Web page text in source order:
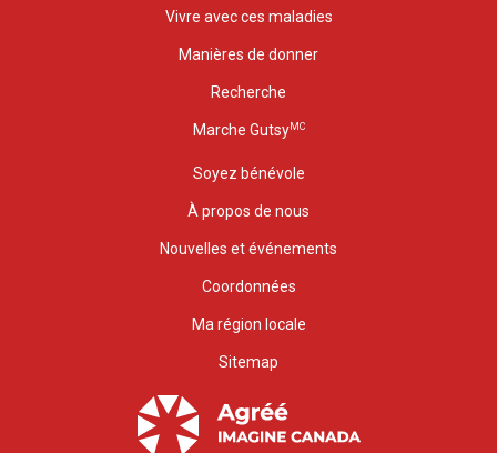
Vivre avec ces maladies
Manières de donner
Recherche
Marche GutsyMC
Soyez bénévole
À propos de nous
Nouvelles et événements
Coordonnées
Ma région locale
Sitemap